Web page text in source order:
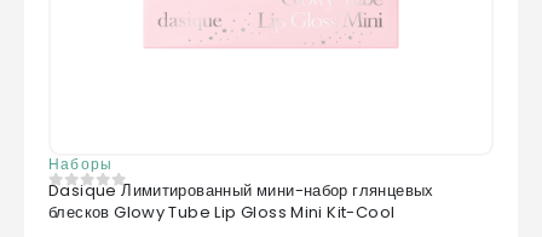
Наборы
0 из 5
Dasique Лимитированный мини-набор глянцевых
блесков Glowy Tube Lip Gloss Mini Kit-Cool